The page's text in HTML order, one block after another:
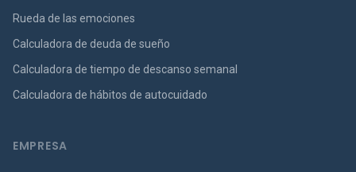
Rueda de las emociones
Calculadora de deuda de sueño
Calculadora de tiempo de descanso semanal
Calculadora de hábitos de autocuidado
EMPRESA